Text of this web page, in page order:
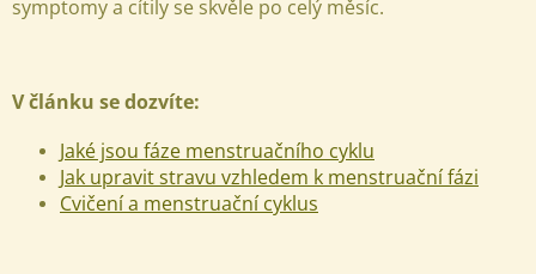
symptomy a cítily se skvěle po celý měsíc.
V článku se dozvíte:
Jaké jsou fáze menstruačního cyklu
Jak upravit stravu vzhledem k menstruační fázi
Cvičení a menstruační cyklus